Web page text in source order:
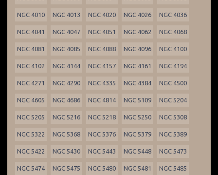
NGC 4010 NGC 4013 NGC 4020 NGC 4026 NGC 4036
NGC 4041 NGC 4047 NGC 4051 NGC 4062 NGC 4068
NGC 4081 NGC 4085 NGC 4088 NGC 4096 NGC 4100
NGC 4102 NGC 4144 NGC 4157 NGC 4161 NGC 4194
NGC 4271 NGC 4290 NGC 4335 NGC 4384 NGC 4500
NGC 4605 NGC 4686 NGC 4814 NGC 5109 NGC 5204
NGC 5205 NGC 5216 NGC 5218 NGC 5250 NGC 5308
NGC 5322 NGC 5368 NGC 5376 NGC 5379 NGC 5389
NGC 5422 NGC 5430 NGC 5443 NGC 5448 NGC 5473
NGC 5474 NGC 5475 NGC 5480 NGC 5481 NGC 5485